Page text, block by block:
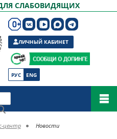
СЛАБОВИДЯЩИХ
РУС ENG
ЛИЧНЫЙ КАБИНЕТ
центр Новости